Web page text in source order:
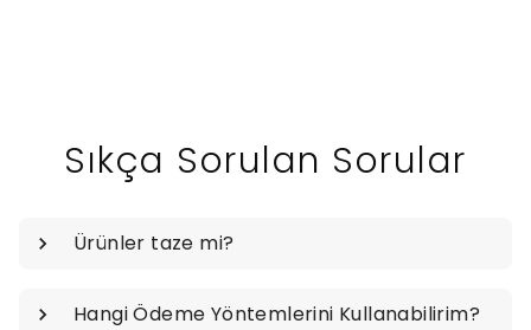
Sıkça Sorulan Sorular
Ürünler taze mi?
Hangi Ödeme Yöntemlerini Kullanabilirim?